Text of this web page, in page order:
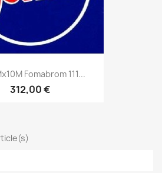
Fomabrom 111...
312,00 €